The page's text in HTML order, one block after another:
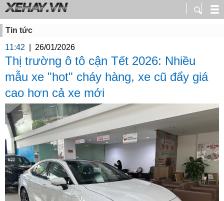
Tin tức
11:42
26/01/2026
Thị trường ô tô cận Tết 2026: Nhiều
mẫu xe "hot" cháy hàng, xe cũ đẩy giá
cao hơn cả xe mới